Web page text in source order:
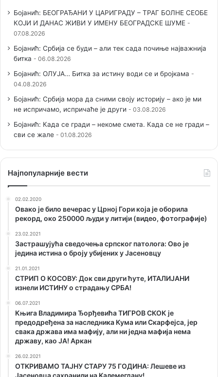
Бојанић: БЕОГРАЂАНИ У ЦАРИГРАДУ – ТРАГ БОЛНЕ СЕОБЕ
КОЈИ И ДАНАС ЖИВИ У ИМЕНУ БЕОГРАДСКЕ ШУМЕ
07.08.2026
Бојанић: Србија се буди – али тек сада почиње најважнија
битка
06.08.2026
Бојанић: ОЛУЈА… Битка за истину води се и бројкама
04.08.2026
Бојанић: Србија мора да сними своју историју – ако је ми
не испричамо, испричаће је други
03.08.2026
Бојанић: Када се гради – некоме смета. Када се не гради –
сви се жале
01.08.2026
Наjпопуларније вести
02.02.2020
Овако је било вечерас у Црној Гори која је оборила
рекорд, око 250000 људи у литији (видео, фотографије)
23.02.2021
Застрашујућа сведочења српског патолога: Ово је
једина истина о броју убијених у Јасеновцу
21.01.2021
СТРИП О KОСОВУ: Док сви други ћуте, ИТАЛИЈАНИ
изнели ИСТИНУ о страдању СРБА!
06.07.2021
Књига Владимира Ђорђевића ТИГРОВ СКОК је
предодређена за наследника Кума или Скарфејса, јер
свака држава има мафију, али ни једна мафија нема
државу, као ЈА! Аркан
26.02.2021
ОТKРИВАМО ТАЈНУ СТАРУ 75 ГОДИНА: Лешеве из
Јасеновца сахранили на Kалемегдану!